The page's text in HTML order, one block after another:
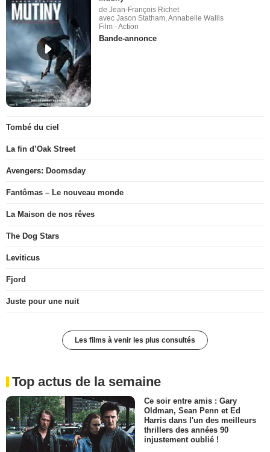
de Jean-François Richet
avec Jason Statham, Annabelle Wallis
Film - Action
Bande-annonce
Tombé du ciel
La fin d’Oak Street
Avengers: Doomsday
Fantômas – Le nouveau monde
La Maison de nos rêves
The Dog Stars
Leviticus
Fjord
Juste pour une nuit
Les films à venir les plus consultés
Top actus de la semaine
Ce soir entre amis : Gary
Oldman, Sean Penn et Ed
Harris dans l'un des meilleurs
thrillers des années 90
injustement oublié !